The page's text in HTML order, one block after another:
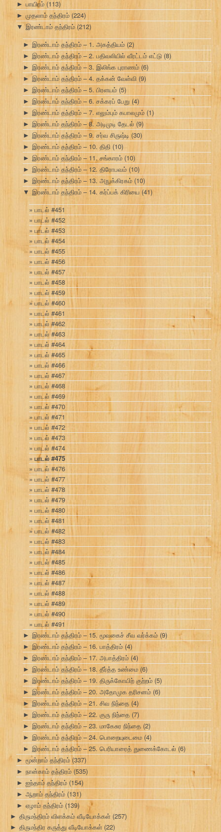
► பாயிரம் (113)
► முதலாம் தந்திரம் (224)
▼ இரண்டாம் தந்திரம்(212)
► இரண்டாம் தந்திரம் – 1. அகத்தியம் (2)
► இரண்டாம் தந்திரம் – 2. பதிவலியில் வீரட்டம் எட்டு (8)
► இரண்டாம் தந்திரம் – 3. இலிங்க புராணம் (6)
► இரண்டாம் தந்திரம் – 4. தக்கன் வேள்வி (9)
► இரண்டாம் தந்திரம் – 5. பிரளயம் (5)
► இரண்டாம் தந்திரம் – 6. சக்கரப் பேறு (4)
► இரண்டாம் தந்திரம் – 7. எலும்பும் கபாலமும் (1)
► இரண்டாம் தந்திரம் – 8. அடிமுடி தேடல் (9)
► இரண்டாம் தந்திரம் – 9. சர்வ சிருஷ்டி (30)
► இரண்டாம் தந்திரம் – 10. திதி (10)
► இரண்டாம் தந்திரம் – 11. சங்காரம் (10)
► இரண்டாம் தந்திரம் – 12. திரோபவம் (10)
► இரண்டாம் தந்திரம் – 13. அநுக்கிரகம் (10)
▼ இரண்டாம் தந்திரம் – 14. கர்ப்பக் கிரியை (41)
பாடல் #451
பாடல் #452
பாடல் #453
பாடல் #454
பாடல் #455
பாடல் #456
பாடல் #457
பாடல் #458
பாடல் #459
பாடல் #460
பாடல் #461
பாடல் #462
பாடல் #463
பாடல் #464
பாடல் #465
பாடல் #466
பாடல் #467
பாடல் #468
பாடல் #469
பாடல் #470
பாடல் #471
பாடல் #472
பாடல் #473
பாடல் #474
பாடல் #475
பாடல் #476
பாடல் #477
பாடல் #478
பாடல் #479
பாடல் #480
பாடல் #481
பாடல் #482
பாடல் #483
பாடல் #484
பாடல் #485
பாடல் #486
பாடல் #487
பாடல் #488
பாடல் #489
பாடல் #490
பாடல் #491
► இரண்டாம் தந்திரம் – 15. மூவகைச் சீவ வர்க்கம் (9)
► இரண்டாம் தந்திரம் – 16. பாத்திரம் (4)
► இரண்டாம் தந்திரம் – 17. அபாத்திரம் (4)
► இரண்டாம் தந்திரம் – 18. தீர்த்த உண்மை (6)
► இரண்டாம் தந்திரம் – 19. திருக்கோயிற் குற்றம் (5)
► இரண்டாம் தந்திரம் – 20. அதோமுக தரிசனம் (6)
► இரண்டாம் தந்திரம் – 21. சிவ நிந்தை (4)
► இரண்டாம் தந்திரம் – 22. குரு நிந்தை (7)
► இரண்டாம் தந்திரம் – 23. மாகேசுர நிந்தை (2)
► இரண்டாம் தந்திரம் – 24. பொறையுடைமை (4)
► இரண்டாம் தந்திரம் – 25. பெரியாரைத் துணைக்கோடல் (6)
► மூன்றாம் தந்திரம் (337)
► நான்காம் தந்திரம் (535)
► ஐந்தாம் தந்திரம் (154)
► ஆறாம் தந்திரம் (131)
► ஏழாம் தந்திரம் (139)
► திருமந்திரம் விளக்கம் வீடியோக்கள் (257)
► திருமந்திர கருத்து வீடியோக்கள் (22)